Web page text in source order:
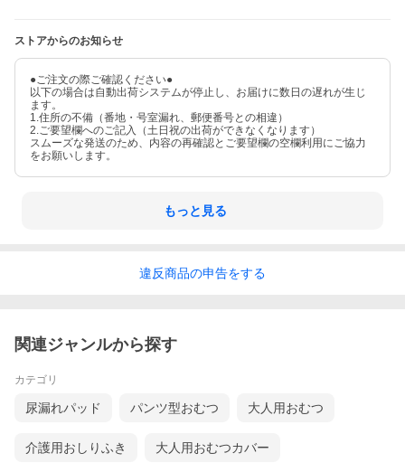
一般医療機器届出番号：11B3X10017000025
<洗濯表示>：洗濯機（ネット使用）
<ご使用上の注意>
※画面上と実物とでは多少色が異なる場合がありますので、ご了
承ください。※一般医療機器商品ですので，返品はできません。
サイズ・色・素材等、ご確認の上でのご購入をお願いいたしま
す。※本品は女性用です。※使用中、または使用後に痛みやかゆみ
等の異常を感じた場合は直ちに使用を中止し、専門医にご相談く
ださい。
ストアからのお知らせ
●ご注文の際ご確認ください●
以下の場合は自動出荷システムが停止し、お届けに数日の遅れが生じ
ます。
1.住所の不備（番地・号室漏れ、郵便番号との相違）
2.ご要望欄へのご記入（土日祝の出荷ができなくなります）
スムーズな発送のため、内容の再確認とご要望欄の空欄利用にご協力
をお願いします。
もっと見る
違反商品の申告をする
関連ジャンルから探す
カテゴリ
尿漏れパッド パンツ型おむつ 大人用おむつ
介護用おしりふき 大人用おむつカバー